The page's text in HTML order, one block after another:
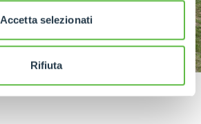
Accetta selezionati
Rifiuta